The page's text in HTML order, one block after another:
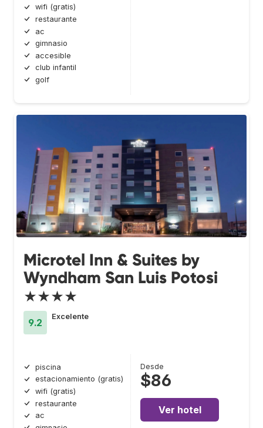
wifi (gratis)
restaurante
ac
gimnasio
accesible
club infantil
golf
Microtel Inn & Suites by
Wyndham San Luis Potosi
★★★★
9.2
Excelente
piscina
estacionamiento (gratis)
wifi (gratis)
restaurante
ac
Desde
$86
Ver hotel